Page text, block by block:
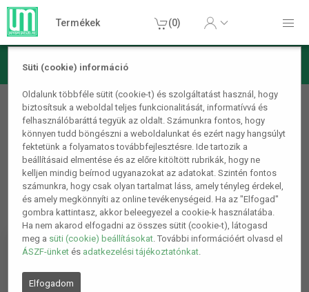
Süti (cookie) információ
Oldalunk többféle sütit (cookie-t) és szolgáltatást használ, hogy
biztosítsuk a weboldal teljes funkcionalitását, informatívvá és
felhasználóbaráttá tegyük az oldalt. Számunkra fontos, hogy
könnyen tudd böngészni a weboldalunkat és ezért nagy hangsúlyt
fektetünk a folyamatos továbbfejlesztésre. Ide tartozik a
beállításaid elmentése és az előre kitöltött rubrikák, hogy ne
kelljen mindig beírnod ugyanazokat az adatokat. Szintén fontos
számunkra, hogy csak olyan tartalmat láss, amely tényleg érdekel,
és amely megkönnyíti az online tevékenységeid. Ha az "Elfogad"
gombra kattintasz, akkor beleegyezel a cookie-k használatába.
Ha nem akarod elfogadni az összes sütit (cookie-t), látogasd
meg a süti (cookie) beállításokat. További információért olvasd el
ÁSZF-ünket és adatkezelési tájékoztatónkat.
Elfogadom
Termékek (0)
Játék, Party kellékek
Lufik